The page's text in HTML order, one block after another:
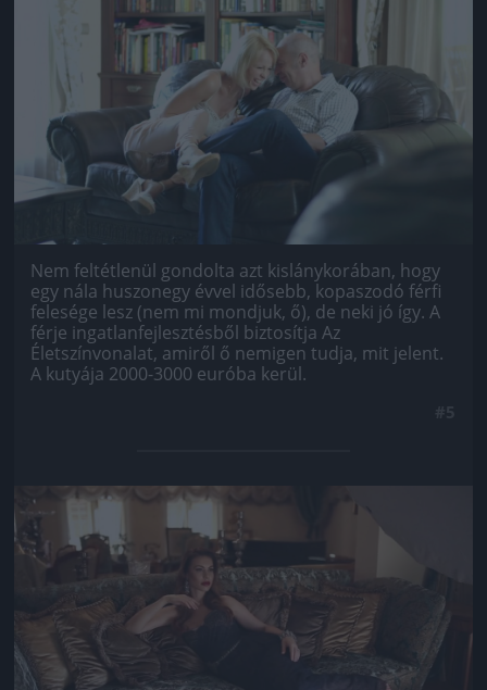
Jön még kép!
Nem feltétlenül gondolta azt kislánykorában, hogy
egy nála huszonegy évvel idősebb, kopaszodó férfi
felesége lesz (nem mi mondjuk, ő), de neki jó így. A
férje ingatlanfejlesztésből biztosítja Az
Életszínvonalat, amiről ő nemigen tudja, mit jelent.
A kutyája 2000-3000 euróba kerül.
Jön még kép!